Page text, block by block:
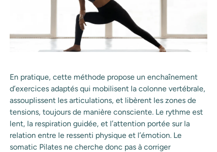
En pratique, cette méthode propose un enchaînement
d’exercices adaptés qui mobilisent la colonne vertébrale,
assouplissent les articulations, et libèrent les zones de
tensions, toujours de manière consciente. Le rythme est
lent, la respiration guidée, et l’attention portée sur la
relation entre le ressenti physique et l’émotion. Le
somatic Pilates ne cherche donc pas à corriger